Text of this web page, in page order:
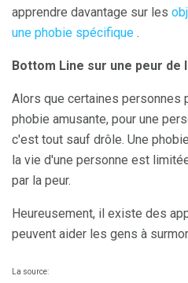
apprendre davantage sur les
une phobie spécifique .
Bottom Line sur une peur de
Alors que certaines personnes
phobie amusante, pour une
c'est tout sauf drôle. Une
la vie d'une personne est
par la peur.
Heureusement, il existe des
peuvent aider les gens à
La source: